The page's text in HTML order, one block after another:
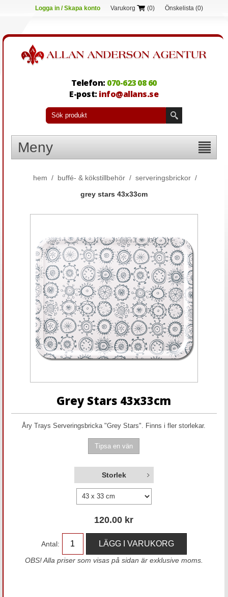
Logga in / Skapa konto Varukorg (0) Önskelista (0)
Telefon: 070-623 08 60
E-post: info@allans.se
Meny
hem / buffé- & kökstillbehör / serveringsbrickor /
grey stars 43x33cm
Grey Stars 43x33cm
Åry Trays Serveringsbricka "Grey Stars". Finns i fler storlekar.
Storlek
120.00 kr
Antal:
OBS! Alla priser som visas på sidan är exklusive moms.